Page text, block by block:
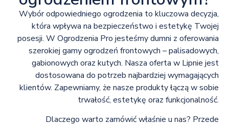
Wybór odpowiedniego ogrodzenia to kluczowa decyzja,
która wpływa na bezpieczeństwo i estetykę Twojej
posesji. W Ogrodzenia Pro jesteśmy dumni z oferowania
szerokiej gamy ogrodzeń frontowych – palisadowych,
gabionowych oraz kutych. Nasza oferta w Lipnie jest
dostosowana do potrzeb najbardziej wymagających
klientów. Zapewniamy, że nasze produkty łączą w sobie
trwałość, estetykę oraz funkcjonalność.
Dlaczego warto zamówić właśnie u nas? Przede